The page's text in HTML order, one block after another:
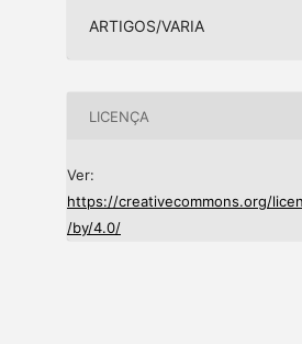
ARTIGOS/VARIA
LICENÇA
Ver:
https://creativecommons.org/
/by/4.0/